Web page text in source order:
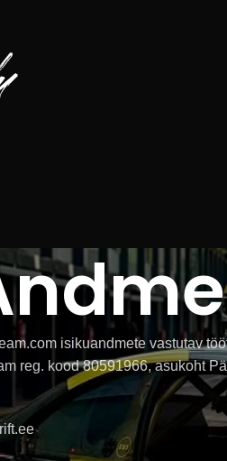
isikuandmete vastutav
reg. kood 80591966, asukoht